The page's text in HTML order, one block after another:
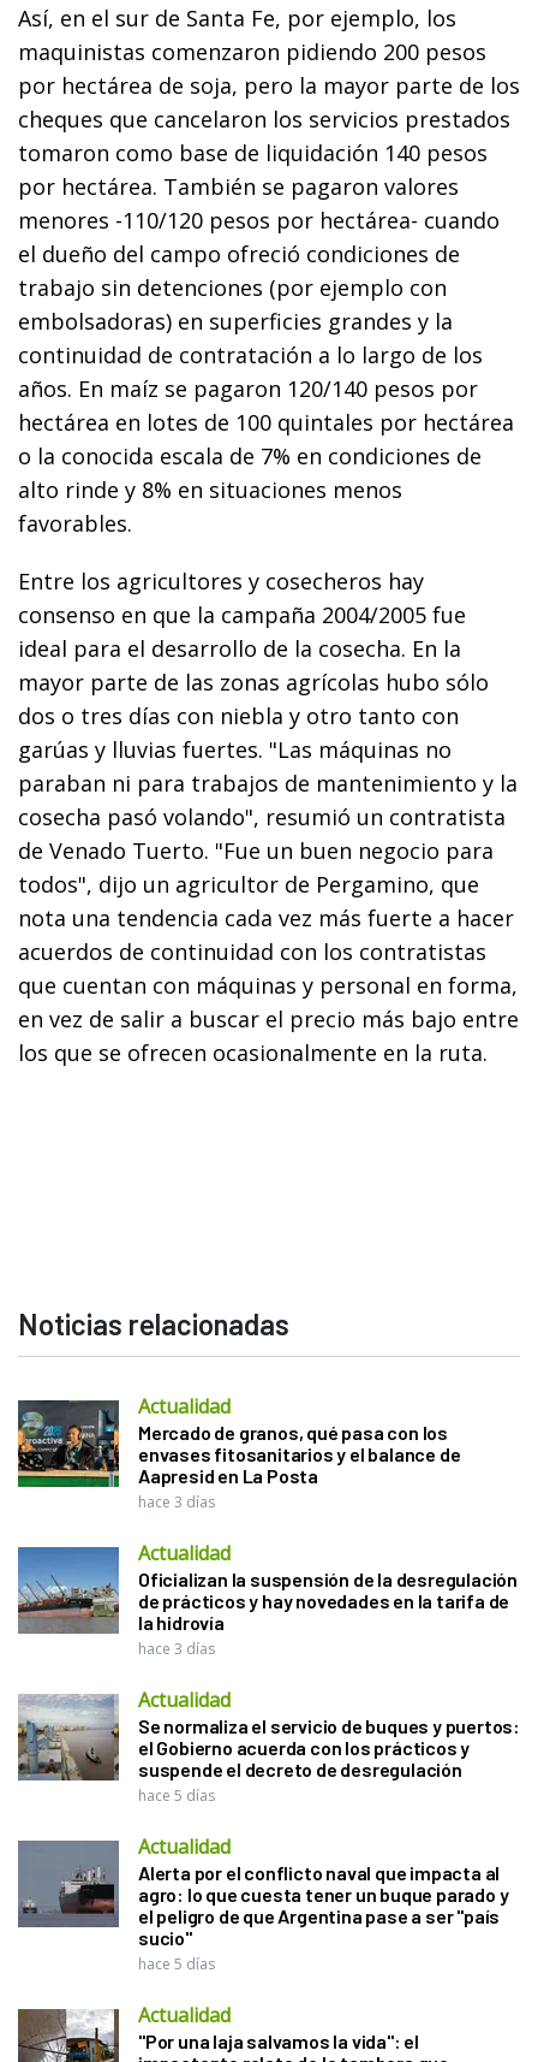
Así, en el sur de Santa Fe, por ejemplo, los
maquinistas comenzaron pidiendo 200 pesos
por hectárea de soja, pero la mayor parte de los
cheques que cancelaron los servicios prestados
tomaron como base de liquidación 140 pesos
por hectárea. También se pagaron valores
menores -110/120 pesos por hectárea- cuando
el dueño del campo ofreció condiciones de
trabajo sin detenciones (por ejemplo con
embolsadoras) en superficies grandes y la
continuidad de contratación a lo largo de los
años. En maíz se pagaron 120/140 pesos por
hectárea en lotes de 100 quintales por hectárea
o la conocida escala de 7% en condiciones de
alto rinde y 8% en situaciones menos
favorables.
Entre los agricultores y cosecheros hay
consenso en que la campaña 2004/2005 fue
ideal para el desarrollo de la cosecha. En la
mayor parte de las zonas agrícolas hubo sólo
dos o tres días con niebla y otro tanto con
garúas y lluvias fuertes. "Las máquinas no
paraban ni para trabajos de mantenimiento y la
cosecha pasó volando", resumió un contratista
de Venado Tuerto. "Fue un buen negocio para
todos", dijo un agricultor de Pergamino, que
nota una tendencia cada vez más fuerte a hacer
acuerdos de continuidad con los contratistas
que cuentan con máquinas y personal en forma,
en vez de salir a buscar el precio más bajo entre
los que se ofrecen ocasionalmente en la ruta.
Noticias relacionadas
Actualidad
Mercado de granos, qué pasa con los
envases fitosanitarios y el balance de
Aapresid en La Posta
hace 3 días
Actualidad
Oficializan la suspensión de la desregulación
de prácticos y hay novedades en la tarifa de
la hidrovía
hace 3 días
Actualidad
Se normaliza el servicio de buques y puertos:
el Gobierno acuerda con los prácticos y
suspende el decreto de desregulación
hace 5 días
Actualidad
Alerta por el conflicto naval que impacta al
agro: lo que cuesta tener un buque parado y
el peligro de que Argentina pase a ser "país
sucio"
hace 5 días
Actualidad
"Por una laja salvamos la vida": el